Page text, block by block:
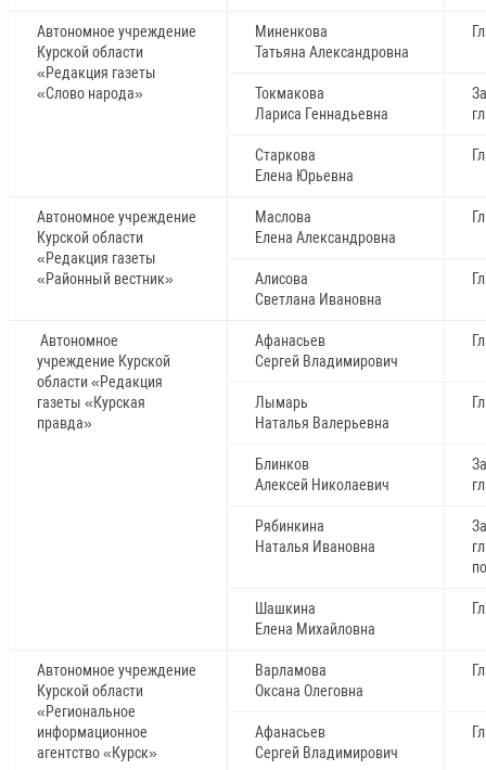
Автономное учреждение
Курской области
«Редакция газеты
«Слово народа»
Миненкова
Татьяна Александровна
Токмакова
Лариса Геннадьевна
Старкова
Елена Юрьевна
Автономное учреждение
Курской области
«Редакция газеты
«Районный вестник»
Маслова
Елена Александровна
Алисова
Светлана Ивановна
Автономное
учреждение Курской
области «Редакция
газеты «Курская
правда»
Афанасьев
Сергей Владимирович
Лымарь
Наталья Валерьевна
Блинков
Алексей Николаевич
Рябинкина
Наталья Ивановна
Шашкина
Елена Михайловна
Автономное учреждение
Курской области
«Региональное
информационное
агентство «Курск»
Варламова
Оксана Олеговна
Афанасьев
Сергей Владимирович